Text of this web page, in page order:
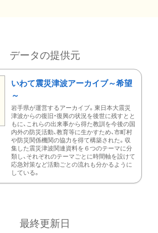
データの提供元
いわて震災津波アーカイブ～希望
～
岩手県が運営するアーカイブ。東日本大震災
津波からの復旧・復興の状況を後世に残すとと
もに、これらの出来事から得た教訓を今後の国
内外の防災活動、教育等に生かすため、市町村
や防災関係機関の協力を得て構築された。収
集した震災津波関連資料を６つのテーマに分
類し、それぞれのテーマごとに時間軸を設けて
応急対策など活動ごとの流れも分かるように
している。
最終更新日